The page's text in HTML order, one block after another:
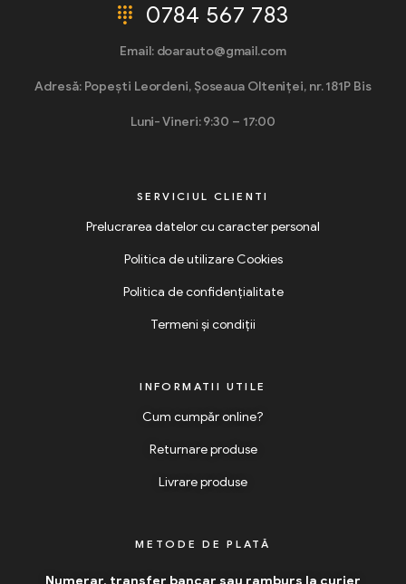
0784 567 783
Email: doarauto@gmail.com
Adresă: Popești Leordeni, Șoseaua Olteniței, nr. 181P Bis
Luni- Vineri: 9:30 – 17:00
SERVICIUL CLIENTI
Prelucrarea datelor cu caracter personal
Politica de utilizare Cookies
Politica de confidențialitate
Termeni și condiții
INFORMATII UTILE
Cum cumpăr online?
Returnare produse
Livrare produse
METODE DE PLATĂ